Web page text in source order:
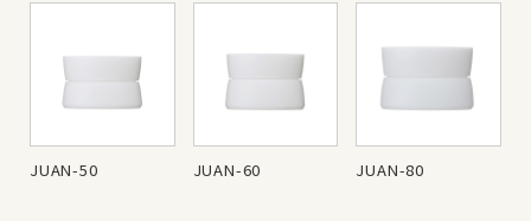
JUAN-50 JUAN-60 JUAN-80